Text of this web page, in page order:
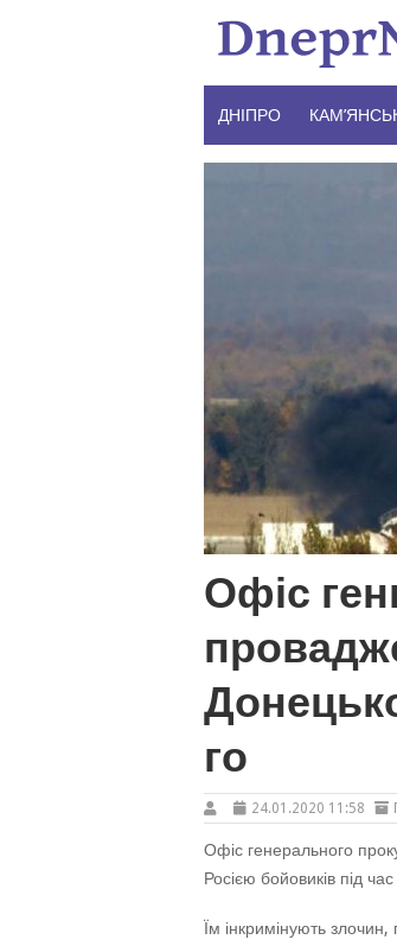
ДНІПРО
Офіс
го
24.01.2020 11:58
Офіс генерального
Росією бойовиків під
Їм інкримінують